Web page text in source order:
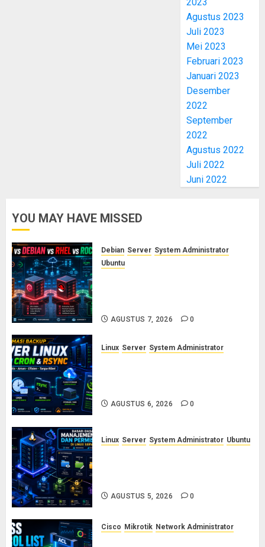
Agustus 2023
Juli 2023
Mei 2023
Februari 2023
Januari 2023
Desember
2022
September
2022
Agustus 2022
Juli 2022
Juni 2022
YOU MAY HAVE MISSED
Debian Server System Administrator
Ubuntu
AGUSTUS 7, 2026 0
Linux Server System Administrator
AGUSTUS 6, 2026 0
Linux Server System Administrator Ubuntu
AGUSTUS 5, 2026 0
Cisco Mikrotik Network Administrator